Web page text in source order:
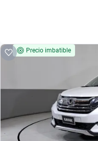
Precio imbatible